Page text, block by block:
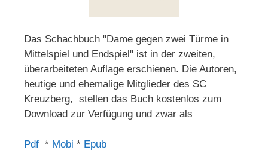
Das Schachbuch "Dame gegen zwei Türme in
Mittelspiel und Endspiel" ist in der zweiten,
überarbeiteten Auflage erschienen. Die Autoren,
heutige und ehemalige Mitglieder des SC
Kreuzberg, stellen das Buch kostenlos zum
Download zur Verfügung und zwar als
Pdf * Mobi * Epub